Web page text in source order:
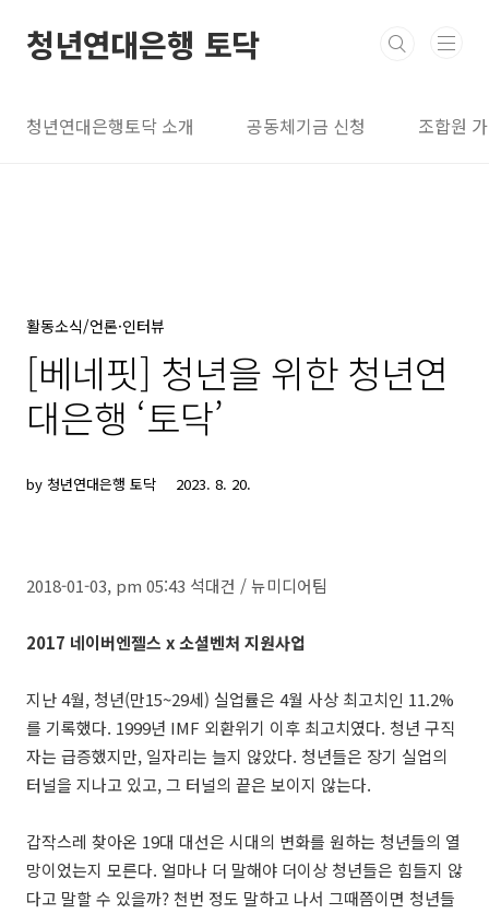
청년연대은행 토닥
청년연대은행토닥 소개 공동체기금 신청 조합원
활동소식/언론·인터뷰
[베네핏] 청년을 위한 청년연
대은행 ‘토닥’
by 청년연대은행 토닥 2023. 8. 20.
2018-01-03, pm 05:43 석대건 / 뉴미디어팀
2017 네이버엔젤스 x 소셜벤처 지원사업
지난 4월, 청년(만15~29세) 실업률은 4월 사상 최고치인 11.2%
를 기록했다. 1999년 IMF 외환위기 이후 최고치였다. 청년 구직
자는 급증했지만, 일자리는 늘지 않았다. 청년들은 장기 실업의
터널을 지나고 있고, 그 터널의 끝은 보이지 않는다.
갑작스레 찾아온 19대 대선은 시대의 변화를 원하는 청년들의 열
망이었는지 모른다. 얼마나 더 말해야 더이상 청년들은 힘들지 않
다고 말할 수 있을까? 천번 정도 말하고 나서 그때쯤이면 청년들